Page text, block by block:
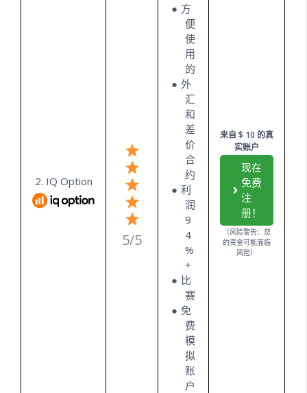
2. IQ Option
5/5
方
便
使
用
的
外
汇
和
差
价
合
约
利
润
9
4
%
+
比
赛
免
费
模
拟
账
户
来自 $ 10 的真
实账户
现在
免费
注
册！
（风险警告：您
的资金可能面临
风险）